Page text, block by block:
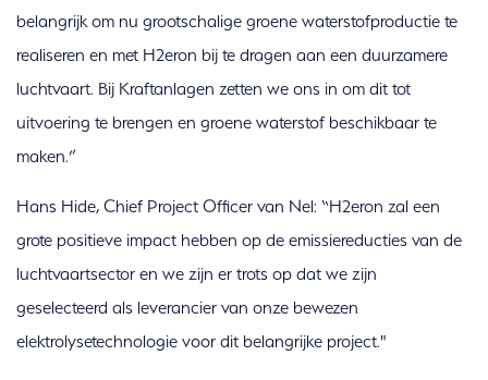
belangrijk om nu grootschalige groene waterstofproductie te
realiseren en met H2eron bij te dragen aan een duurzamere
luchtvaart. Bij Kraftanlagen zetten we ons in om dit tot
uitvoering te brengen en groene waterstof beschikbaar te
maken.”
Hans Hide, Chief Project Officer van Nel: “H2eron zal een
grote positieve impact hebben op de emissiereducties van de
luchtvaartsector en we zijn er trots op dat we zijn
geselecteerd als leverancier van onze bewezen
elektrolysetechnologie voor dit belangrijke project."